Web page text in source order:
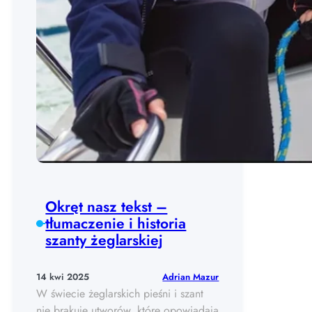
Okręt nasz tekst –
tłumaczenie i historia
szanty żeglarskiej
14 kwi 2025 Adrian Mazur
W świecie żeglarskich pieśni i szant